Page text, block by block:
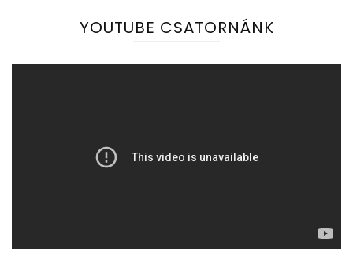
YOUTUBE CSATORNÁNK